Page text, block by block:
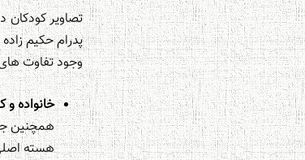
تصاویر کودکان
پدرام حکیم
وجود تفاوت
خانواده و
همچنین
هسته